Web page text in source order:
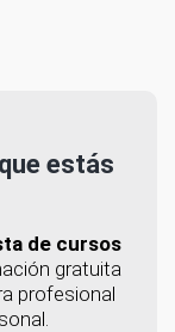
estás
de cursos
gratuita
profesional